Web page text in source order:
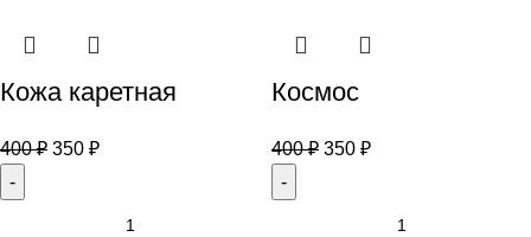
Кожа каретная
400₽ 350 ₽
Космос
400₽ 350 ₽